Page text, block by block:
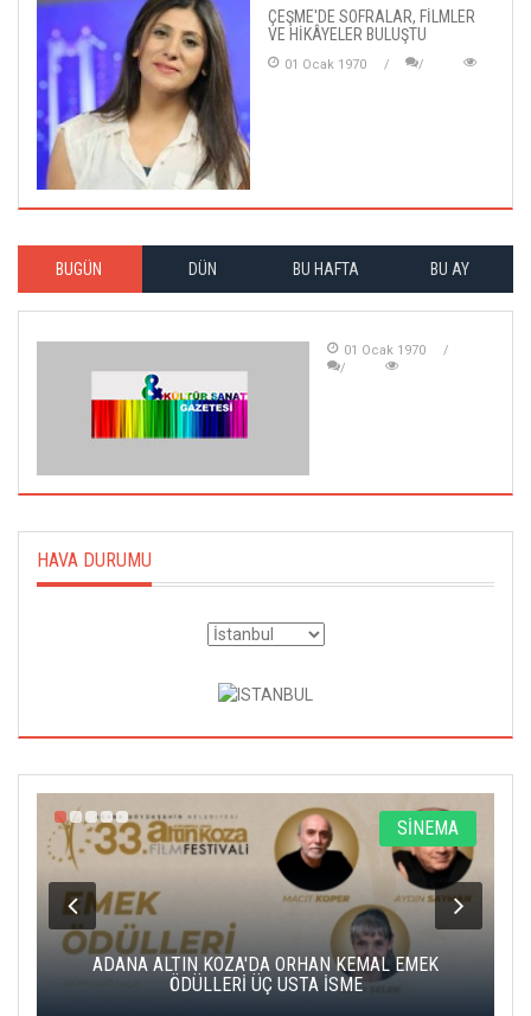
ÇEŞME'DE SOFRALAR, FİLMLER
VE HİKÂYELER BULUŞTU
01 Ocak 1970
BUGÜN DÜN BU HAFTA BU AY
01 Ocak 1970
HAVA DURUMU
SİNEMA
ADANA ALTIN KOZA'DA ORHAN KEMAL EMEK
ÖDÜLLERİ ÜÇ USTA İSME